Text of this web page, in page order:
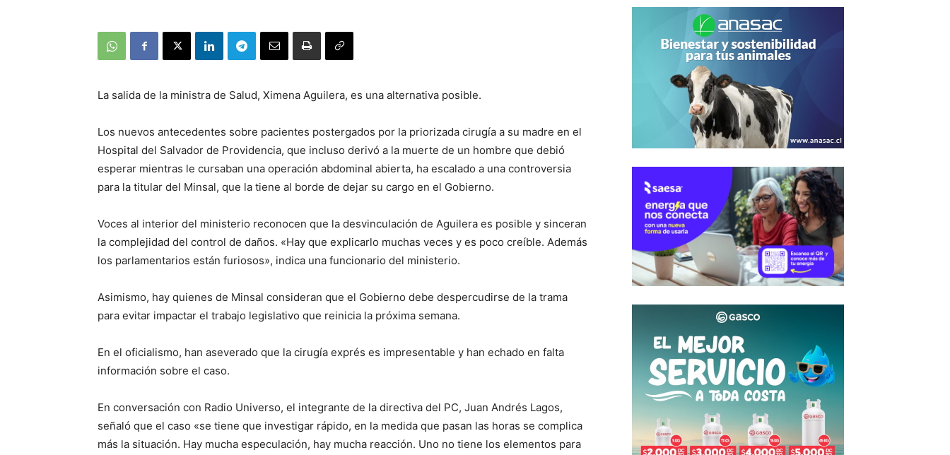
La salida de la ministra de Salud, Ximena Aguilera, es una alternativa posible.
Los nuevos antecedentes sobre pacientes postergados por la priorizada cirugía a su madre en el
Hospital del Salvador de Providencia, que incluso derivó a la muerte de un hombre que debió
esperar mientras le cursaban una operación abdominal abierta, ha escalado a una controversia
para la titular del Minsal, que la tiene al borde de dejar su cargo en el Gobierno.
Voces al interior del ministerio reconocen que la desvinculación de Aguilera es posible y sinceran
la complejidad del control de daños. «Hay que explicarlo muchas veces y es poco creíble. Además
los parlamentarios están furiosos», indica una funcionario del ministerio.
Asimismo, hay quienes de Minsal consideran que el Gobierno debe despercudirse de la trama
para evitar impactar el trabajo legislativo que reinicia la próxima semana.
En el oficialismo, han aseverado que la cirugía exprés es impresentable y han echado en falta
información sobre el caso.
En conversación con Radio Universo, el integrante de la directiva del PC, Juan Andrés Lagos,
señaló que el caso «se tiene que investigar rápido, en la medida que pasan las horas se complica
más la situación. Hay mucha especulación, hay mucha reacción. Uno no tiene los elementos para